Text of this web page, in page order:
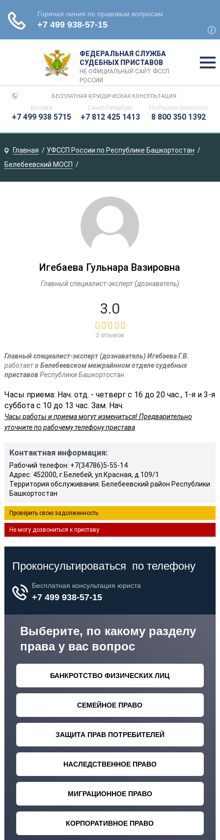
ФЕДЕРАЛЬНАЯ СЛУЖБА
СУДЕБНЫХ ПРИСТАВОВ
НЕ ОФИЦИАЛЬНЫЙ САЙТ ФССП
РОССИИ
БЕСПЛАТНАЯ ЮРИДИЧЕСКАЯ КОНСУЛЬТАЦИЯ:
Москва
+7 499 938 5715
Санкт-Петербург
+7 812 425 1413
По России бесплатно
8 800 350 1392
Главная
УФССП России по Республике Башкортостан
Белебеевский МОСП
Игебаева Гульнара Вазировна
Главный специалист-эксперт (дознаватель)
3.0
2 отзывов
Главный специалист-эксперт (дознаватель) Игебаева Г.В.
работает в Белебеевском межрайнном отделе судебных
приставов Республики Башкортостан
Часы приема: Нач. отд. - четверг с 16 до 20 час., 1-я и 3-я
суббота с 10 до 13 час. Зам. Нач.
Часы работы и приема могут измениться! Предварительно
уточните по рабочему телефону пристава
Контактная информация:
Рабочий телефон: +7(34786)5-55-14
Адрес: 452000, г.Белебей, ул.Красная, д.109/1
Территория обслуживания: Белебеевский район Республики
Башкортостан
Проверить свою задолженность
Не могу дозвониться к приставу